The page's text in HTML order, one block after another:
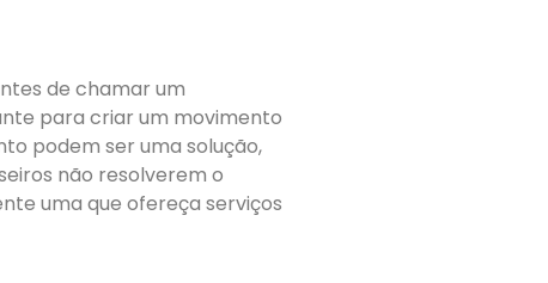
de chamar um
para criar um movimento
podem ser uma solução,
não resolverem o
uma que ofereça serviços